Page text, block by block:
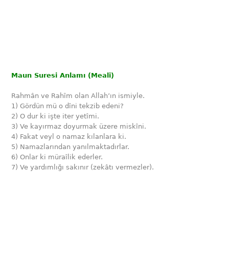
Maun Suresi Anlamı (Meali)
Rahmân ve Rahîm olan Allah’ın ismiyle.
1) Gördün mü o dîni tekzib edeni?
2) O dur ki işte iter yetîmi.
3) Ve kayırmaz doyurmak üzere miskîni.
4) Fakat veyl o namaz kılanlara ki.
5) Namazlarından yanılmaktadırlar.
6) Onlar ki müraîlik ederler.
7) Ve yardımlığı sakınır (zekâtı vermezler).